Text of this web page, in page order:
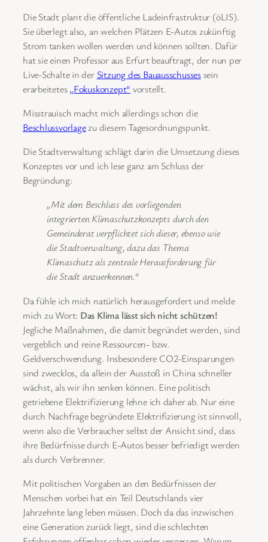
Die Stadt plant die öffentliche Ladeinfrastruktur (öLIS).
Sie überlegt also, an welchen Plätzen E-Autos zukünftig
Strom tanken wollen werden und können sollten. Dafür
hat sie einen Professor aus Erfurt beauftragt, der nun per
Live-Schalte in der Sitzung des Bauausschussessein
erarbeitetes„Fokuskonzept“ vorstellt.
Misstrauisch macht mich allerdings schon die
Beschlussvorlagezu diesem Tagesordnungspunkt.
Die Stadtverwaltung schlägt darin die Umsetzung dieses
Konzeptes vor und ich lese ganz am Schluss der
Begründung:
„Mit dem Beschluss des vorliegenden
integrierten Klimaschutzkonzepts durch den
Gemeinderat verpflichtet sich dieser, ebenso wie
die Stadtverwaltung, dazu das Thema
Klimaschutz als zentrale Herausforderung für
die Stadt anzuerkennen.“
Da fühle ich mich natürlich herausgefordert und melde
mich zu Wort: Das Klima lässt sich nicht schützen!
Jegliche Maßnahmen, die damit begründet werden, sind
vergeblich und reine Ressourcen- bzw.
Geldverschwendung. Insbesondere CO2-Einsparungen
sind zwecklos, da allein der Ausstoß in China schneller
wächst, als wir ihn senken können. Eine politisch
getriebene Elektrifizierung lehne ich daher ab. Nur eine
durch Nachfrage begründete Elektrifizierung ist sinnvoll,
wenn also die Verbraucher selbst der Ansicht sind, dass
ihre Bedürfnisse durch E-Autos besser befriedigt werden
als durch Verbrenner.
Mit politischen Vorgaben an den Bedürfnissen der
Menschen vorbei hat ein Teil Deutschlands vier
Jahrzehnte lang leben müssen. Doch da das inzwischen
eine Generation zurück liegt, sind die schlechten